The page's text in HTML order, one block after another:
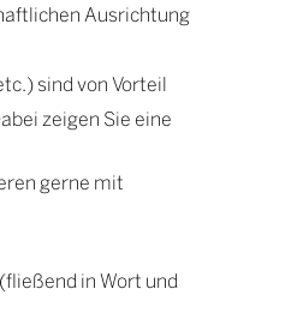
Ausrichtung
sind von Vorteil
zeigen Sie eine
gerne mit
in Wort und